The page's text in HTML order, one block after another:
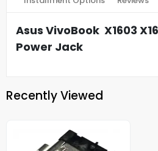
Asus VivoBook X1603
Power Jack
Recently Viewed